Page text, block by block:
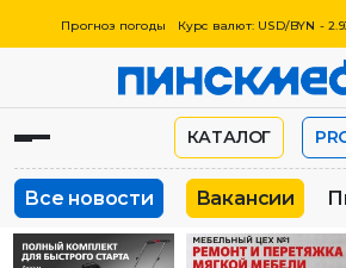
Прогноз погоды Курс валют: USD/BYN -
КАТАЛОГ
Все новости Вакансии